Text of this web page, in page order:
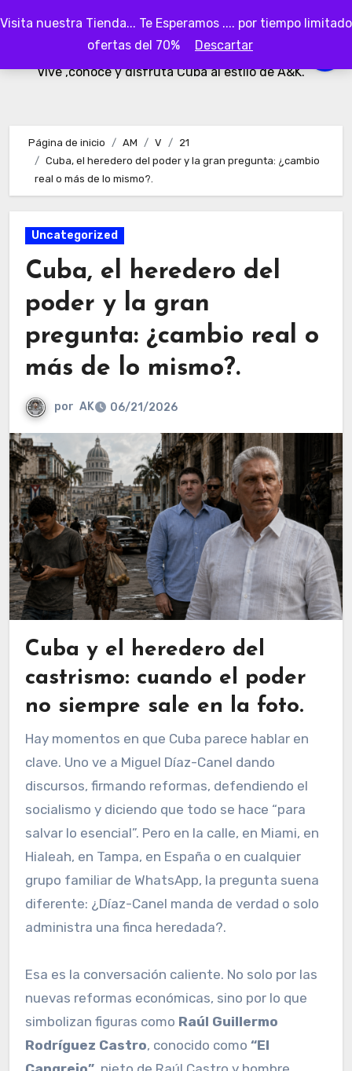
Visita nuestra Tienda... Te Esperamos .... por tiempo limitado
ofertas del 70%
Descartar
al
AKubaa
Vive ,conoce y disfruta Cuba al estilo de A&K.
Página de inicio AM V
21
Cuba, el heredero del poder y la gran pregunta: ¿cambio
real o más de lo mismo?.
Uncategorized
Cuba, el heredero del
poder y la gran
pregunta: ¿cambio real o
más de lo mismo?.
por AK 06/21/2026
Cuba y el heredero del
castrismo: cuando el poder
no siempre sale en la foto.
Hay momentos en que Cuba parece hablar en
clave. Uno ve a Miguel Díaz-Canel dando
discursos, firmando reformas, defendiendo el
socialismo y diciendo que todo se hace “para
salvar lo esencial”. Pero en la calle, en Miami, en
Hialeah, en Tampa, en España o en cualquier
grupo familiar de WhatsApp, la pregunta suena
diferente: ¿Díaz-Canel manda de verdad o solo
administra una finca heredada?.
Esa es la conversación caliente. No solo por las
nuevas reformas económicas, sino por lo que
simbolizan figuras como Raúl Guillermo
Rodríguez Castro, conocido como “El